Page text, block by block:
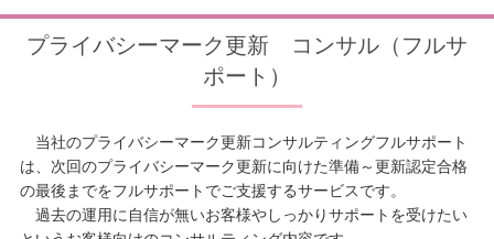
プライバシーマーク更新 コンサル（フルサ
ポート）
当社のプライバシーマーク更新コンサルティングフルサポート
は、次回のプライバシーマーク更新に向けた準備～更新認定合格
の最後までをフルサポートでご支援するサービスです。
過去の運用に自信が無いお客様やしっかりサポートを受けたい